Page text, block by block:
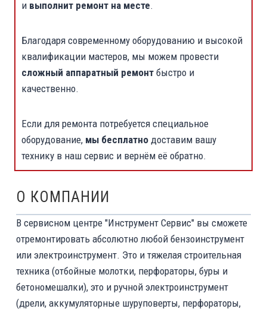
и выполнит ремонт на месте.
Благодаря современному оборудованию и высокой
квалификации мастеров, мы можем провести
сложный аппаратный ремонт быстро и
качественно.
Если для ремонта потребуется специальное
оборудование, мы бесплатно доставим вашу
технику в наш сервис и вернём её обратно.
О КОМПАНИИ
В сервисном центре "Инструмент Сервис" вы сможете
отремонтировать абсолютно любой бензоинструмент
или электроинструмент. Это и тяжелая строительная
техника (отбойные молотки, перфораторы, буры и
бетономешалки), это и ручной электроинструмент
(дрели, аккумуляторные шуруповерты, перфораторы,